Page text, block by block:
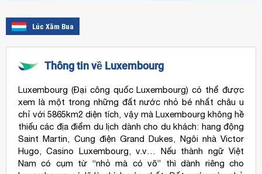
Lúc Xăm Bua
Thông tin về Luxembourg
Luxembourg (Đại công quốc Luxembourg) có thể được
xem là một trong những đất nước nhỏ bé nhất châu u
chỉ với 5865km2 diện tích, vậy mà Luxembourg không hề
thiếu các địa điểm du lịch dành cho du khách: hang động
Saint Martin, Cung điện Grand Dukes, Ngôi nhà Victor
Hugo, Casino Luxembourg, v.v… Nếu thành ngữ Việt
Nam có cụm từ “nhỏ mà có võ” thì dành riêng cho